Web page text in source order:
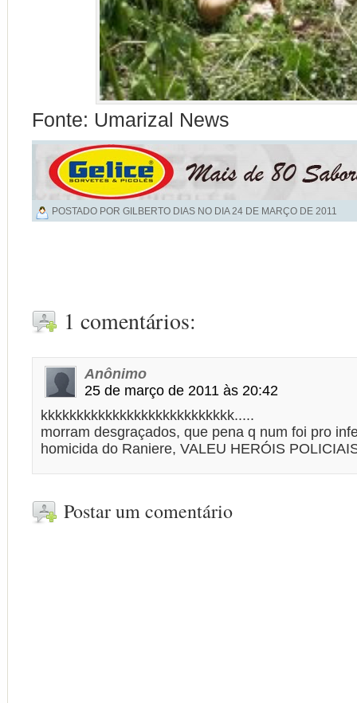
Fonte: Umarizal News
POSTADO POR GILBERTO DIAS NO DIA 24 DE MARÇO DE 2011
1 comentários:
Anônimo
25 de março de 2011 às 20:42
kkkkkkkkkkkkkkkkkkkkkkkkkkk.....
morram desgraçados, que pena q num foi pro
homicida do Raniere, VALEU HERÓIS
Postar um comentário